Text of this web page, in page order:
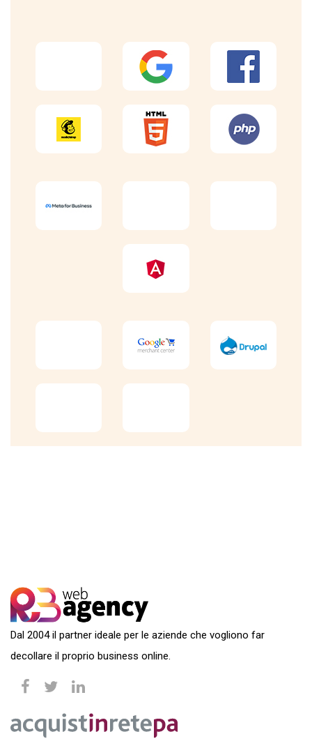
Dal 2004 il partner ideale per le aziende che vogliono far
decollare il proprio business online.